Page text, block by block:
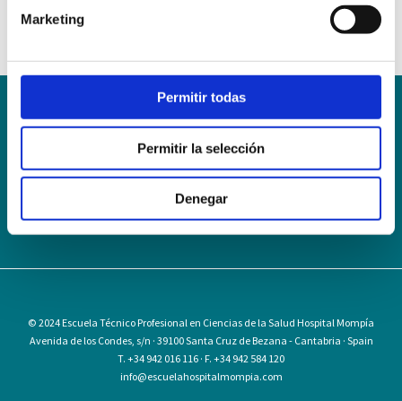
Marketing
Permitir todas
Permitir la selección
Denegar
Conoce la Escuela
Hospital Mompía
AVISO LEGAL – TÉRMINOS Y CONDICIONES DE SERVICIOS
ONLINE
Política de cookies
Contacto
Webmail User Login
© 2024 Escuela Técnico Profesional en Ciencias de la Salud Hospital Mompía
Avenida de los Condes, s/n · 39100 Santa Cruz de Bezana - Cantabria · Spain
T. +34 942 016 116 · F. +34 942 584 120
info@escuelahospitalmompia.com